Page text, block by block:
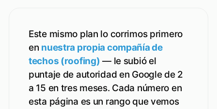
Este mismo plan lo corrimos primero
en nuestra propia compañía de
techos (roofing) — le subió el
puntaje de autoridad en Google de 2
a 15 en tres meses. Cada número en
esta página es un rango que vemos